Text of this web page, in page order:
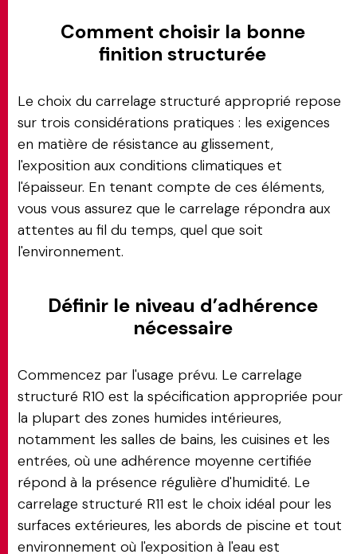
Comment choisir la bonne
finition structurée
Le choix du carrelage structuré approprié repose
sur trois considérations pratiques : les exigences
en matière de résistance au glissement,
l'exposition aux conditions climatiques et
l'épaisseur. En tenant compte de ces éléments,
vous vous assurez que le carrelage répondra aux
attentes au fil du temps, quel que soit
l'environnement.
Définir le niveau d’adhérence
nécessaire
Commencez par l'usage prévu. Le carrelage
structuré R10 est la spécification appropriée pour
la plupart des zones humides intérieures,
notamment les salles de bains, les cuisines et les
entrées, où une adhérence moyenne certifiée
répond à la présence régulière d'humidité. Le
carrelage structuré R11 est le choix idéal pour les
surfaces extérieures, les abords de piscine et tout
environnement où l'exposition à l'eau est